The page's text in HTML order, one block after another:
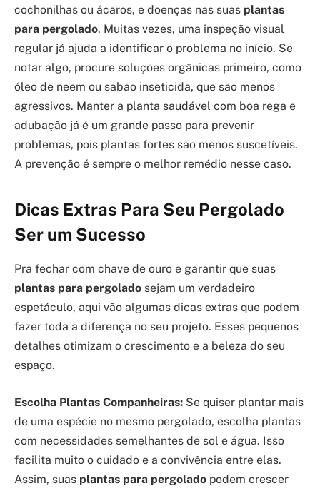
cochonilhas ou ácaros, e doenças nas suas plantas
para pergolado. Muitas vezes, uma inspeção visual
regular já ajuda a identificar o problema no início. Se
notar algo, procure soluções orgânicas primeiro, como
óleo de neem ou sabão inseticida, que são menos
agressivos. Manter a planta saudável com boa rega e
adubação já é um grande passo para prevenir
problemas, pois plantas fortes são menos suscetíveis.
A prevenção é sempre o melhor remédio nesse caso.
Dicas Extras Para Seu Pergolado
Ser um Sucesso
Pra fechar com chave de ouro e garantir que suas
plantas para pergolado sejam um verdadeiro
espetáculo, aqui vão algumas dicas extras que podem
fazer toda a diferença no seu projeto. Esses pequenos
detalhes otimizam o crescimento e a beleza do seu
espaço.
Escolha Plantas Companheiras: Se quiser plantar mais
de uma espécie no mesmo pergolado, escolha plantas
com necessidades semelhantes de sol e água. Isso
facilita muito o cuidado e a convivência entre elas.
Assim, suas plantas para pergolado podem crescer